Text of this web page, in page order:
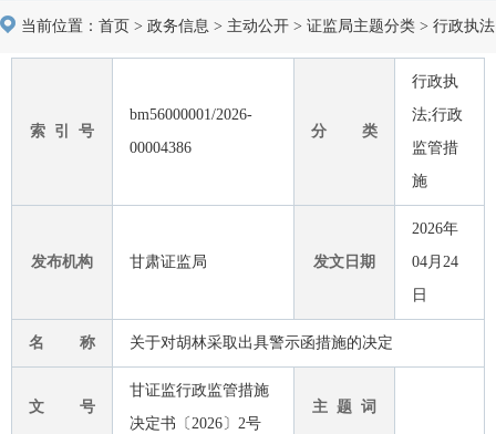
当前位置： 首页 > 政务信息 > 主动公开 > 证监局主题分类 > 行政执法
索 引 号
bm56000001/2026-
00004386
分 类
行政执
法;行政
监管措
施
发布机构 甘肃证监局 发文日期
2026年
04月24
日
名 称 关于对胡林采取出具警示函措施的决定
文 号
甘证监行政监管措施
决定书〔2026〕2号
主 题 词